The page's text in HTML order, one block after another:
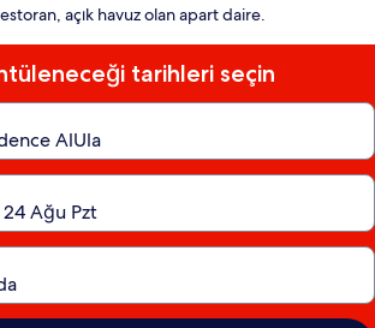
açık havuz olan apart daire.
tarihleri seçin